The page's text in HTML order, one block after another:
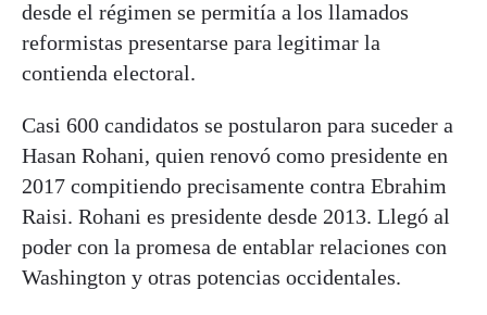
desde el régimen se permitía a los llamados
reformistas presentarse para legitimar la
contienda electoral.
Casi 600 candidatos se postularon para suceder a
Hasan Rohani, quien renovó como presidente en
2017 compitiendo precisamente contra Ebrahim
Raisi. Rohani es presidente desde 2013. Llegó al
poder con la promesa de entablar relaciones con
Washington y otras potencias occidentales.